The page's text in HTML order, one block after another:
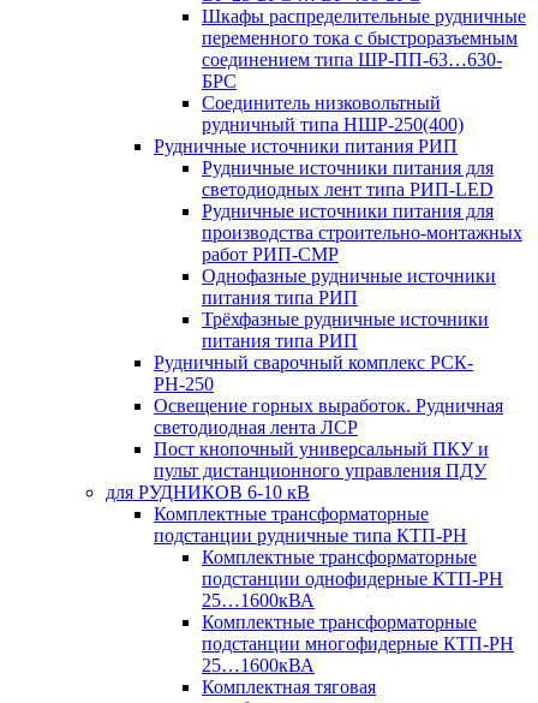
Шкафы распределительные рудничные
переменного тока с быстроразъемным
соединением типа ШР-ПП-63…630-
БРС
Соединитель низковольтный
рудничный типа НШР-250(400)
Рудничные источники питания РИП
Рудничные источники питания для
светодиодных лент типа РИП-LED
Рудничные источники питания для
производства строительно-монтажных
работ РИП-СМР
Однофазные рудничные источники
питания типа РИП
Трёхфазные рудничные источники
питания типа РИП
Рудничный сварочный комплекс РСК-
РН-250
Освещение горных выработок. Рудничная
светодиодная лента ЛСР
Пост кнопочный универсальный ПКУ и
пульт дистанционного управления ПДУ
для РУДНИКОВ 6-10 кВ
Комплектные трансформаторные
подстанции рудничные типа КТП-РН
Комплектные трансформаторные
подстанции однофидерные КТП-РН
25…1600кВА
Комплектные трансформаторные
подстанции многофидерные КТП-РН
25…1600кВА
Комплектная тяговая